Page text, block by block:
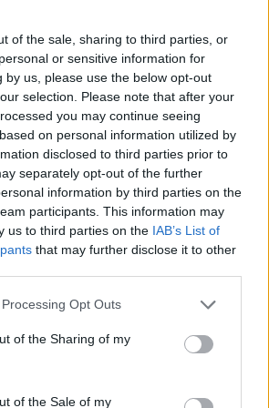
of the sale, sharing to third parties, or
or sensitive information for
by us, please use the below opt-out
selection. Please note that after your
you may continue seeing
on personal information utilized by
disclosed to third parties prior to
separately opt-out of the further
information by third parties on the
participants. This information may
us to third parties on the IAB’s List of
that may further disclose it to other
Opt Outs
of the Sharing of my
of the Sale of my
καθημερινές.
με το ταχύπλοο
και 10 λεπτά για Σκιάθο,3 ώρες
και
γίνονται καθημερινά στις 09:30